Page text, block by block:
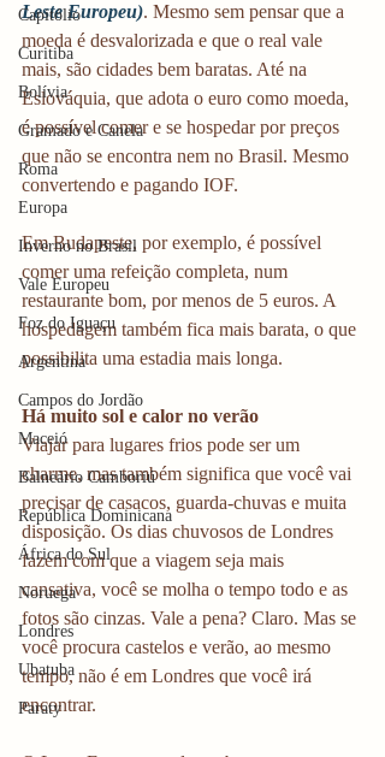
Capitólio
Curitiba
Bolívia
Gramado e Canela
Roma
Europa
Inverno no Brasil
Vale Europeu
Foz do Iguaçu
Argentina
Campos do Jordão
Maceió
Balneário Camboriú
República Dominicana
África do Sul
Noruega
Londres
Ubatuba
Paraty
Leste Europeu). Mesmo sem pensar que a
moeda é desvalorizada e que o real vale
mais, são cidades bem baratas. Até na
Eslováquia, que adota o euro como moeda,
é possível comer e se hospedar por preços
que não se encontra nem no Brasil. Mesmo
convertendo e pagando IOF.
Em Budapeste, por exemplo, é possível
comer uma refeição completa, num
restaurante bom, por menos de 5 euros. A
hospedagem também fica mais barata, o que
possibilita uma estadia mais longa.
Há muito sol e calor no verão
Viajar para lugares frios pode ser um
charme, mas também significa que você vai
precisar de casacos, guarda-chuvas e muita
disposição. Os dias chuvosos de Londres
fazem com que a viagem seja mais
cansativa, você se molha o tempo todo e as
fotos são cinzas. Vale a pena? Claro. Mas se
você procura castelos e verão, ao mesmo
tempo, não é em Londres que você irá
encontrar.